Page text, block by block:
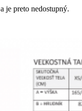
je preto nedostupný.